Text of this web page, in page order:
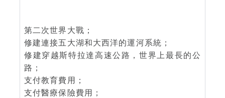
第二次世界大戰；
修建連接五大湖和大西洋的運河系統；
修建穿越斯特拉達高速公路，世界上最長的公
路；
支付教育費用；
支付醫療保險費用；